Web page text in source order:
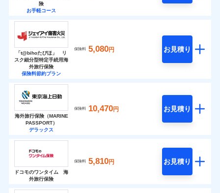
険
お手軽コース
「t@bihoたびほ」 リ
スク細分型特定手続用海
外旅行保険
保険料節約プラン
保険料 5,080円 お見積り
海外旅行保険（MARINE
PASSPORT）
デラックス
保険料 10,470円 お見積り
ドコモのワンタイム 海
外旅行保険
保険料 5,810円 お見積り